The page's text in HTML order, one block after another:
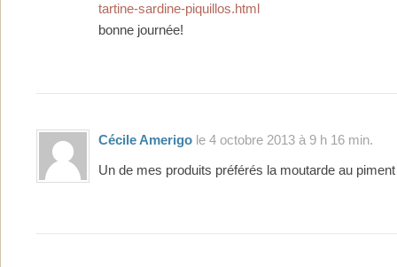
tartine-sardine-piquillos.html
bonne journée!
Cécile Amerigo le 4 octobre 2013 à 9 h 16 min.
Un de mes produits préférés la moutarde au piment